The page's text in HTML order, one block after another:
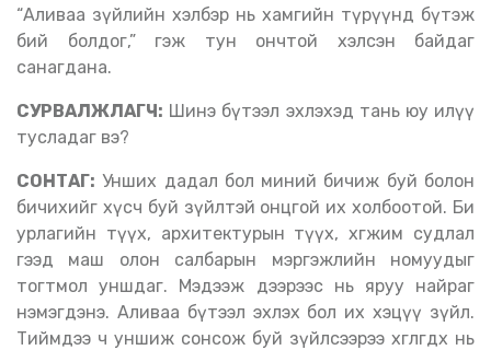
“Аливаа зүйлийн хэлбэр нь хамгийн түрүүнд бүтэж
бий болдог,” гэж тун ончтой хэлсэн байдаг
санагдана.
СУРВАЛЖЛАГЧ: Шинэ бүтээл эхлэхэд тань юу илүү
тусладаг вэ?
СОНТАГ: Унших дадал бол миний бичиж буй болон
бичихийг хүсч буй зүйлтэй онцгой их холбоотой. Би
урлагийн түүх, архитектурын түүх, хөгжим судлал
гээд маш олон салбарын мэргэжлийн номуудыг
тогтмол уншдаг. Мэдээж дээрээс нь яруу найраг
нэмэгдэнэ. Аливаа бүтээл эхлэх бол их хэцүү зүйл.
Тиймдээ ч уншиж сонсож буй зүйлсээрээ хөглөгдөх нь